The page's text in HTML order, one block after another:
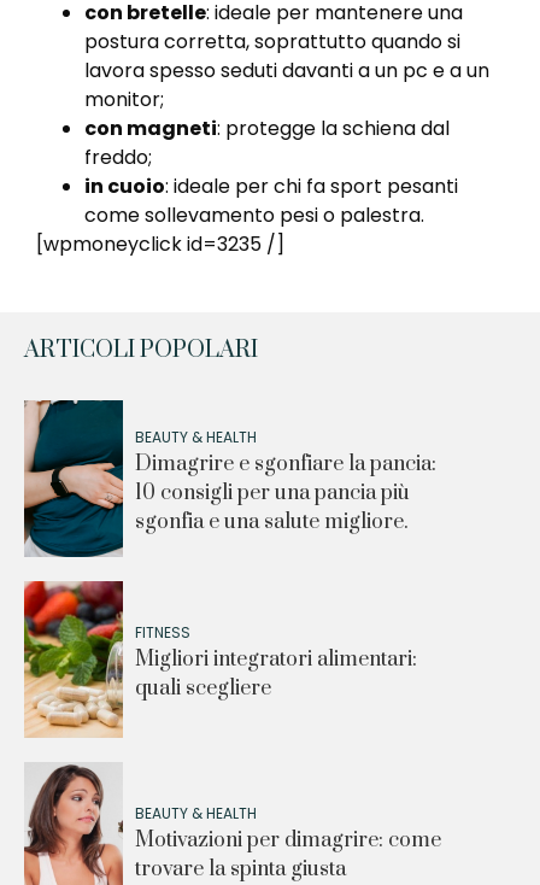
con bretelle: ideale per mantenere una
postura corretta, soprattutto quando si
lavora spesso seduti davanti a un pc e a un
monitor;
con magneti: protegge la schiena dal
freddo;
in cuoio: ideale per chi fa sport pesanti
come sollevamento pesi o palestra.
[wpmoneyclick id=3235 /]
ARTICOLI POPOLARI
BEAUTY & HEALTH
Dimagrire e sgonfiare la pancia:
10 consigli per una pancia più
sgonfia e una salute migliore.
FITNESS
Migliori integratori alimentari:
quali scegliere
BEAUTY & HEALTH
Motivazioni per dimagrire: come
trovare la spinta giusta